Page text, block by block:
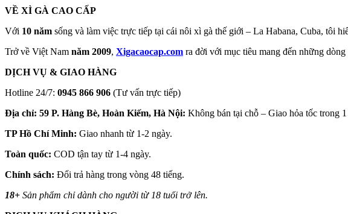
VỀ XÌ GÀ CAO CẤP
Với 10 năm sống và làm việc trực tiếp tại cái nôi xì gà thế giới – La Habana, Cuba, tôi
Trở về Việt Nam năm 2009, Xigacaocap.com ra đời với mục tiêu mang đến những
DỊCH VỤ & GIAO HÀNG
Hotline 24/7: 0945 866 906 (Tư vấn trực tiếp)
Địa chỉ: 59 P. Hàng Bè, Hoàn Kiếm, Hà Nội: Không bán tại chỗ – Giao hỏa tốc trong
TP Hồ Chí Minh: Giao nhanh từ 1-2 ngày.
Toàn quốc: COD tận tay từ 1-4 ngày.
Chính sách: Đổi trả hàng trong vòng 48 tiếng.
18+ Sản phẩm chỉ dành cho người từ 18 tuổi trở lên.